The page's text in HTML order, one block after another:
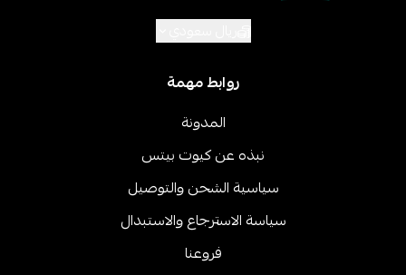
روابط مهمة
المدونة
نبذه عن كيوت بيتس
سياسية الشحن والتوصيل
سياسة الاسترجاع والاستبدال
فروعنا